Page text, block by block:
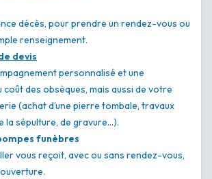
décès, pour prendre un rendez-vous ou
renseignement.
devis
personnalisé et une
coût des obsèques, mais aussi de votre
(achat d’une pierre tombale, travaux
la sépulture, de gravure…).
funèbres
vous reçoit, avec ou sans rendez-vous,